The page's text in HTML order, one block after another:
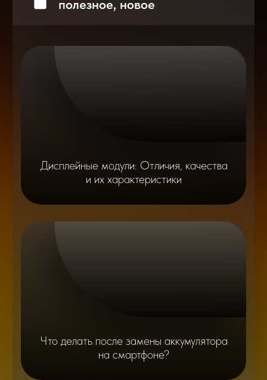
Разблокировка iPhone